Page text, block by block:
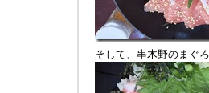
そして、串木野のまぐ